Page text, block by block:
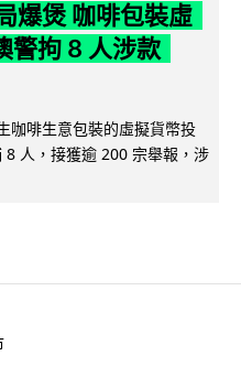
爆煲 咖啡包裝虛
警拘 8 人涉款
咖啡生意包裝的虛擬貨幣投
人，接獲逾 200 宗舉報，涉